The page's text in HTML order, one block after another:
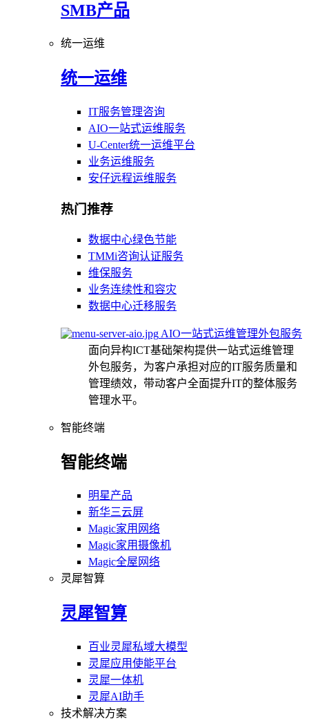
SMB产品
统一运维
统一运维
IT服务管理咨询
AIO一站式运维服务
U-Center统一运维平台
业务运维服务
安仔远程运维服务
热门推荐
数据中心绿色节能
TMMi咨询认证服务
维保服务
业务连续性和容灾
数据中心迁移服务
AIO一站式运维管理外包服务
面向异构ICT基础架构提供一站式运维管理
外包服务，为客户承担对应的IT服务质量和
管理绩效，带动客户全面提升IT的整体服务
管理水平。
智能终端
智能终端
明星产品
新华三云屏
Magic家用网络
Magic家用摄像机
Magic全屋网络
灵犀智算
灵犀智算
百业灵犀私域大模型
灵犀应用使能平台
灵犀一体机
灵犀AI助手
技术解决方案